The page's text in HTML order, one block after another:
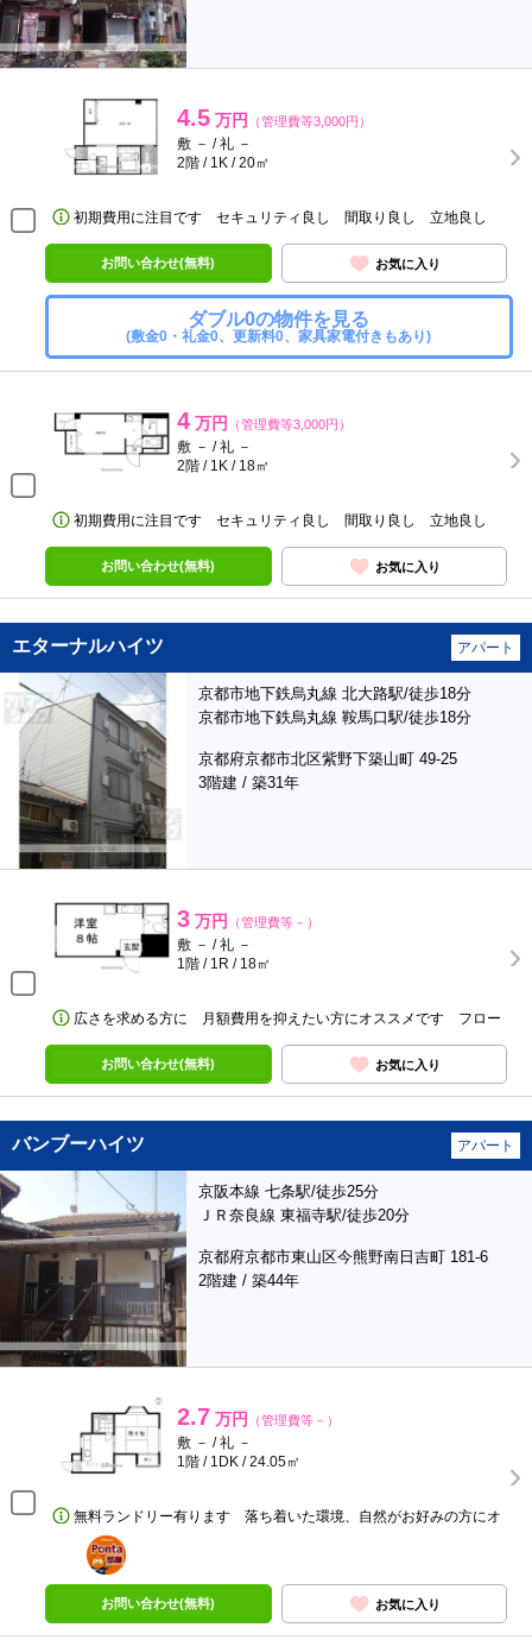
4.5 万円 （管理費等3,000円）
敷 － / 礼 －
2階 / 1K / 20㎡
初期費用に注目です セキュリティ良し 間取り良し 立地良し
お問い合わせ(無料) お気に入り
ダブル0の物件を見る
(敷金0・礼金0、更新料0、家具家電付きもあり)
4 万円 （管理費等3,000円）
敷 － / 礼 －
2階 / 1K / 18㎡
初期費用に注目です セキュリティ良し 間取り良し 立地良し
お問い合わせ(無料) お気に入り
エターナルハイツ アパート
京都市地下鉄烏丸線 北大路駅/徒歩18分
京都市地下鉄烏丸線 鞍馬口駅/徒歩18分
京都府京都市北区紫野下築山町 49-25
3階建 / 築31年
3 万円 （管理費等－）
敷 － / 礼 －
1階 / 1R / 18㎡
広さを求める方に 月額費用を抑えたい方にオススメです フロー
お問い合わせ(無料) お気に入り
バンブーハイツ アパート
京阪本線 七条駅/徒歩25分
ＪＲ奈良線 東福寺駅/徒歩20分
京都府京都市東山区今熊野南日吉町 181-6
2階建 / 築44年
2.7 万円 （管理費等－）
敷 － / 礼 －
1階 / 1DK / 24.05㎡
無料ランドリー有ります 落ち着いた環境、自然がお好みの方にオ
ポンタ
部屋
お問い合わせ(無料) お気に入り